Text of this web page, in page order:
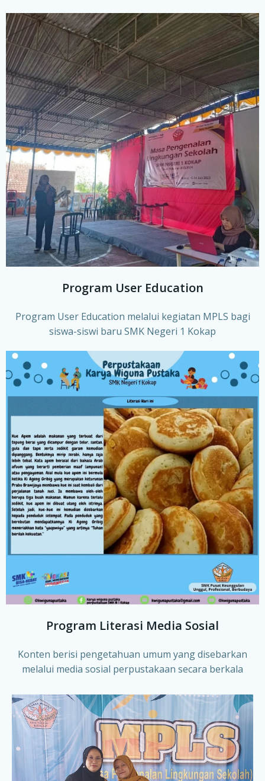
Program User Education
Program User Education melalui kegiatan MPLS bagi
siswa-siswi baru SMK Negeri 1 Kokap
Program Literasi Media Sosial
Konten berisi pengetahuan umum yang disebarkan
melalui media sosial perpustakaan secara berkala